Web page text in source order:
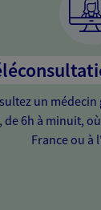
un
de 6h à minuit,
France ou à